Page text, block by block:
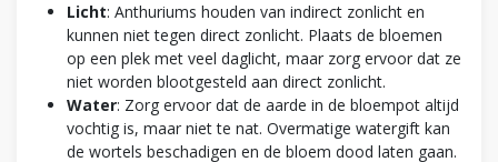
Licht: Anthuriums houden van indirect zonlicht en
kunnen niet tegen direct zonlicht. Plaats de bloemen
op een plek met veel daglicht, maar zorg ervoor dat ze
niet worden blootgesteld aan direct zonlicht.
Water: Zorg ervoor dat de aarde in de bloempot altijd
vochtig is, maar niet te nat. Overmatige watergift kan
de wortels beschadigen en de bloem dood laten gaan.